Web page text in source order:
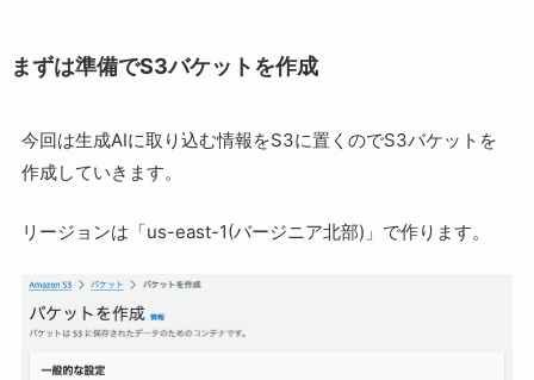
まずは準備でS3バケットを作成
今回は生成AIに取り込む情報をS3に置くのでS3バケットを
作成していきます。
リージョンは「us-east-1(バージニア北部)」で作ります。